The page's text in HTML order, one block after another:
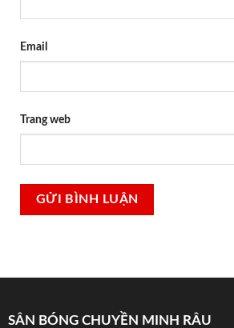
Email
Trang web
SÂN BÓNG CHUYỀN MINH RÂU